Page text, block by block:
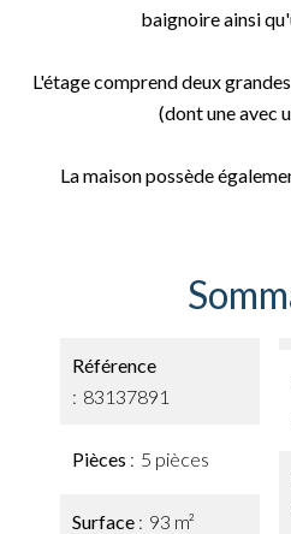
baignoire ainsi
L'étage comprend deux
(dont une avec
La maison possède
Référence
83137891
Pièces 5 pièces
Surface 93 m²